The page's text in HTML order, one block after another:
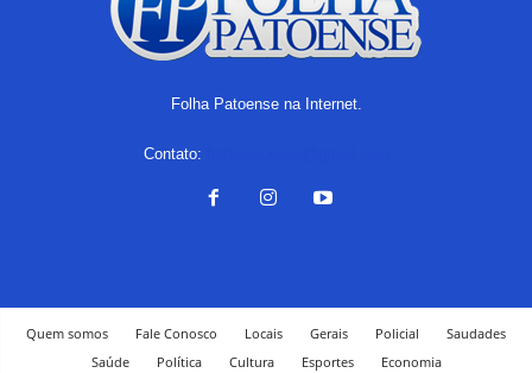
Folha Patoense na Internet.
Contato:
Quem somos Fale Conosco Locais Gerais Policial
Saudades
Saúde
Política Cultura Esportes Economia